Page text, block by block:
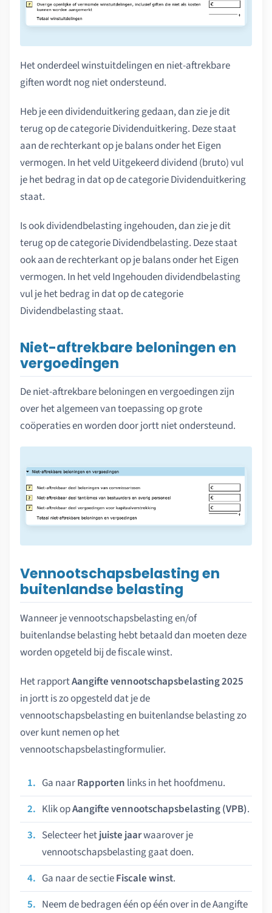
Het onderdeel winstuitdelingen en niet-aftrekbare
giften wordt nog niet ondersteund.
Heb je een dividenduitkering gedaan, dan zie je dit
terug op de categorie Dividenduitkering. Deze staat
aan de rechterkant op je balans onder het Eigen
vermogen. In het veld Uitgekeerd dividend (bruto) vul
je het bedrag in dat op de categorie Dividenduitkering
staat.
Is ook dividendbelasting ingehouden, dan zie je dit
terug op de categorie Dividendbelasting. Deze staat
ook aan de rechterkant op je balans onder het Eigen
vermogen. In het veld Ingehouden dividendbelasting
vul je het bedrag in dat op de categorie
Dividendbelasting staat.
Niet-aftrekbare beloningen en
vergoedingen
De niet-aftrekbare beloningen en vergoedingen zijn
over het algemeen van toepassing op grote
coöperaties en worden door jortt niet ondersteund.
Vennootschapsbelasting en
buitenlandse belasting
Wanneer je vennootschapsbelasting en/of
buitenlandse belasting hebt betaald dan moeten deze
worden opgeteld bij de fiscale winst.
Het rapportAangifte vennootschapsbelasting 2025
in jortt is zo opgesteld dat je de
vennootschapsbelasting en buitenlandse belasting zo
over kunt nemen op het
vennootschapsbelastingformulier.
Ga naarRapporten links in het hoofdmenu.
Klik opAangifte vennootschapsbelasting (VPB).
Selecteer hetjuiste jaarwaarover je
vennootschapsbelasting gaat doen.
Ga naar de sectieFiscale winst.
Neem de bedragen één op één over in de Aangifte